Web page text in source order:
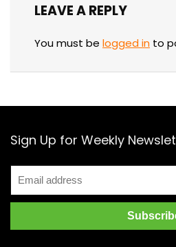
LEAVE A REPLY
You must be logged in to
Sign Up for Weekly